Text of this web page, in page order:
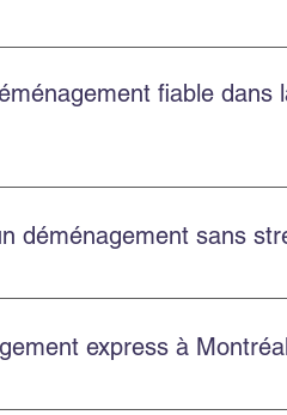
le transport, le
fiable dans
Châteauguay et plusieurs
déménagement sans
une équipe ponctuelle et
express à
le stress et assurer un